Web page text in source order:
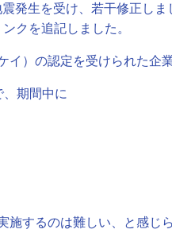
発生を受け、若干修正しま
クを追記しました。
イ）の認定を受けられた企
期間中に
施するのは難しい、と感じ